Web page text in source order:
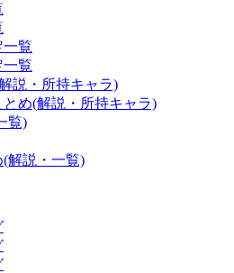
一覧
覧
説・所持キャラ)
め(解説・所持キャラ)
覧)
解説・一覧)